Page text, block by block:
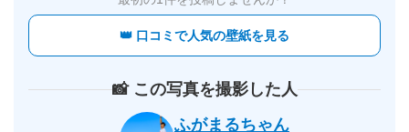
👑 口コミで人気の壁紙を見る
📸 この写真を撮影した人
ふがまるちゃん